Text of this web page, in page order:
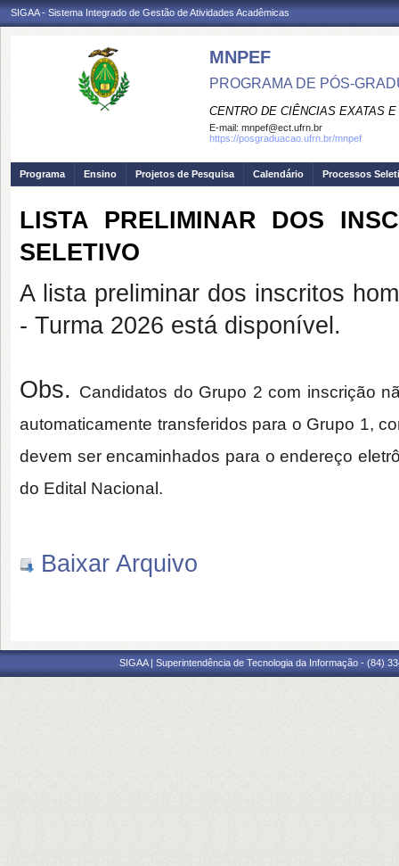
SIGAA - Sistema Integrado de Gestão de Atividades Acadêmicas
MNPEF
PROGRAMA DE PÓS-
CENTRO DE CIÊNCIAS EXATAS
E-mail: mnpef@ect.ufrn.br
https://posgraduacao.ufrn.br/mnpef
Programa Ensino Projetos de Pesquisa Calendário Processos
LISTA PRELIMINAR DOS
SELETIVO
A lista preliminar dos inscritos
- Turma 2026 está disponível.
Obs.
Candidatos do Grupo 2 com inscrição
automaticamente transferidos para o Grupo 1,
devem ser encaminhados para o endereço
do Edital Nacional.
Baixar Arquivo
SIGAA | Superintendência de Tecnologia da Informação - (84)